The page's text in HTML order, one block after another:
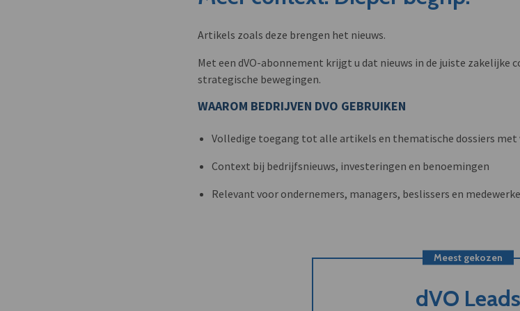
Artikels zoals deze brengen het nieuws.
Met een dVO-abonnement krijgt u dat nieuws in de juiste
strategische bewegingen.
WAAROM BEDRIJVEN DVO GEBRUIKEN
Volledige toegang tot alle artikels en thematische dossiers met
Context bij bedrijfsnieuws, investeringen en benoemingen
Relevant voor ondernemers, managers, beslissers en
Meest gekozen
dVO Leads